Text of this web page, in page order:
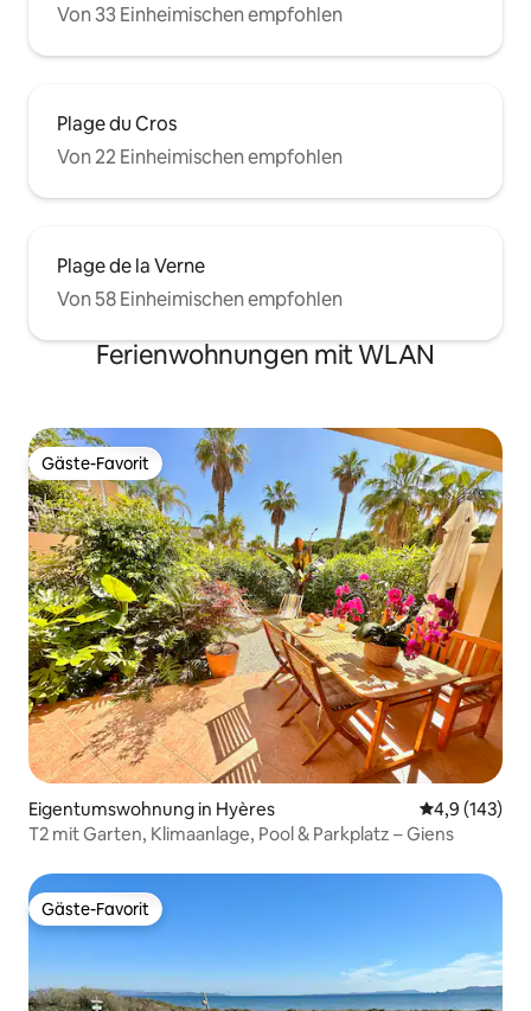
Von 33 Einheimischen empfohlen
Plage du Cros
Von 22 Einheimischen empfohlen
Plage de la Verne
Von 58 Einheimischen empfohlen
Ferienwohnungen mit WLAN
Gäste-Favorit
Gäste-Favorit
Eigentumswohnung in Hyères
4,9 (143)
T2 mit Garten, Klimaanlage, Pool & Parkplatz – Giens
Gäste-Favorit
Gäste-Favorit